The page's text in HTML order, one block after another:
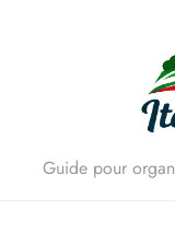
Guide pour